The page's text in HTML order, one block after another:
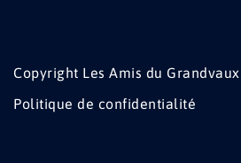
Copyright Les Amis du
Politique de confidentialité